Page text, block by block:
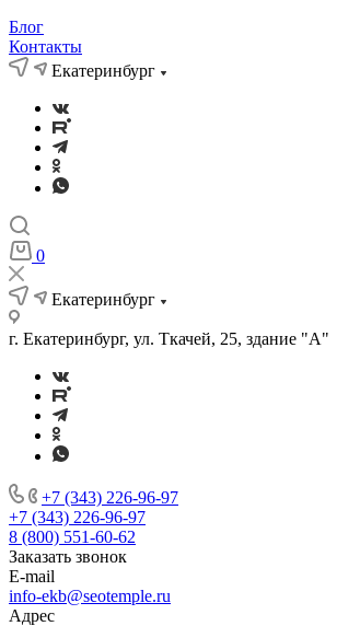
Блог
Контакты
Екатеринбург
0
Екатеринбург
г. Екатеринбург, ул. Ткачей, 25, здание "А"
+7 (343) 226-96-97
+7 (343) 226-96-97
8 (800) 551-60-62
Заказать звонок
E-mail
info-ekb@seotemple.ru
Адрес